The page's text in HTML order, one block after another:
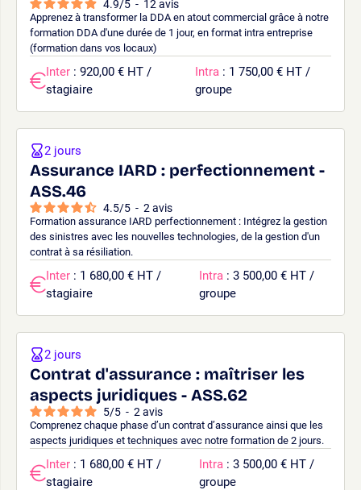
4.9/5 - 12 avis
Apprenez à transformer la DDA en atout commercial grâce à notre
formation DDA d'une durée de 1 jour, en format intra entreprise
(formation dans vos locaux)
Inter : 920,00 € HT /
stagiaire
Intra : 1 750,00 € HT /
groupe
Assurance IARD : perfectionnement -
ASS.46
4.5/5 - 2 avis
Formation assurance IARD perfectionnement : Intégrez la gestion
des sinistres avec les nouvelles technologies, de la gestion d'un
contrat à sa résiliation.
2 jours
Inter : 1 680,00 € HT /
stagiaire
Intra : 3 500,00 € HT /
groupe
Contrat d'assurance : maîtriser les
aspects juridiques - ASS.62
5/5 - 2 avis
Comprenez chaque phase d’un contrat d’assurance ainsi que les
aspects juridiques et techniques avec notre formation de 2 jours.
2 jours
Inter : 1 680,00 € HT /
stagiaire
Intra : 3 500,00 € HT /
groupe